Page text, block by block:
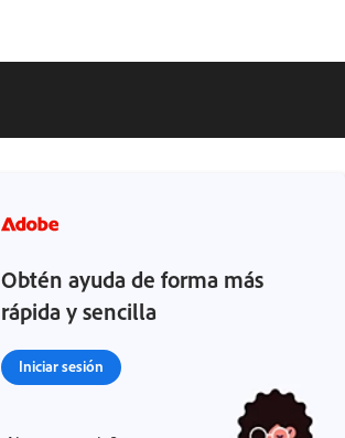
Obtén ayuda de forma más
rápida y sencilla
Iniciar sesión